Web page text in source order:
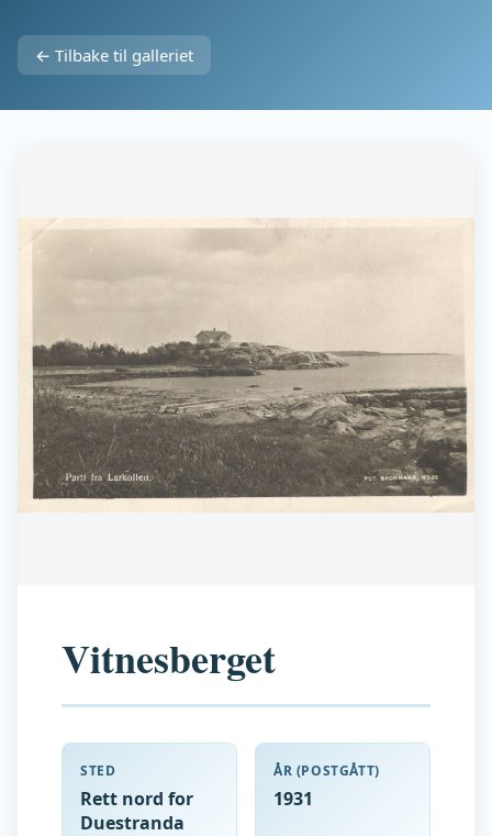
← Tilbake til galleriet
Vitnesberget
STED
Rett nord for
Duestranda
ÅR (POSTGÅTT)
1931